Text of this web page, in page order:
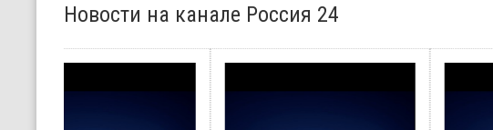
Новости на канале Россия 24